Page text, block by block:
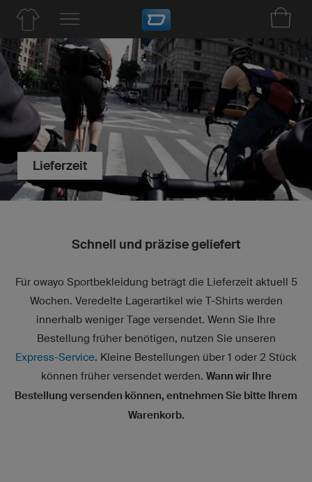
Lieferzeit
Schnell und präzise geliefert
Für owayo Sportbekleidung beträgt die Lieferzeit aktuell 5
Wochen. Veredelte Lagerartikel wie T-Shirts werden
innerhalb weniger Tage versendet. Wenn Sie Ihre
Bestellung früher benötigen, nutzen Sie unseren
Express-Service. Kleine Bestellungen über 1 oder 2 Stück
können früher versendet werden. Wann wir Ihre
Bestellung versenden können, entnehmen Sie bitte Ihrem
Warenkorb.